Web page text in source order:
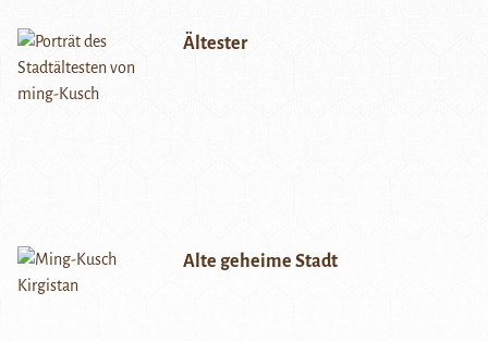
Ältester
Alte geheime Stadt